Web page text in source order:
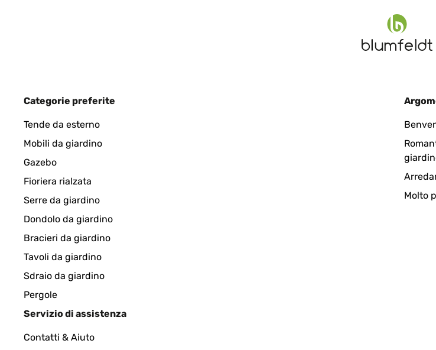
Schrauben noch Werkzeug. Dazu finde ich das Preis-Leistungsverhältnis super!
Amazon-Benutzer
Pensavo meglio, un po' troppo leggero.
Utente Amazon
VALUTAZIONE VERIFICATA
Wäschekorb Bambus Das Dingens sieht gut aus und ist super verarbeitet. Stabil ist das
Categorie preferite
Tende da esterno
Mobili da giardino
Gazebo
Fioriera rialzata
Serre da giardino
Dondolo da giardino
Bracieri da giardino
Tavoli da giardino
Sdraio da giardino
Pergole
Molto
Servizio di assistenza
Contatti & Aiuto